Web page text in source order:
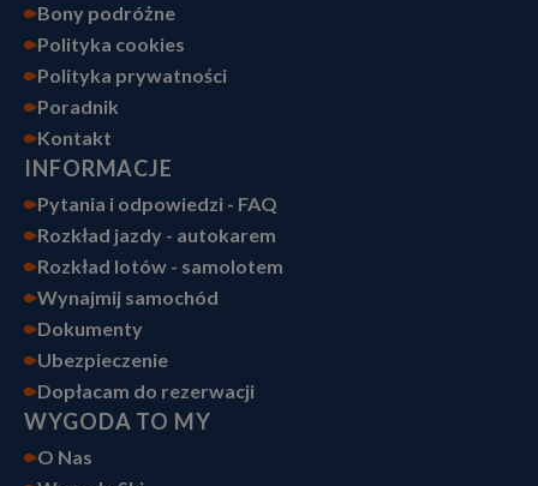
Bony podróżne
Polityka cookies
Polityka prywatności
Poradnik
Kontakt
INFORMACJE
Pytania i odpowiedzi - FAQ
Rozkład jazdy - autokarem
Rozkład lotów - samolotem
Wynajmij samochód
Dokumenty
Ubezpieczenie
Dopłacam do rezerwacji
WYGODA TO MY
O Nas